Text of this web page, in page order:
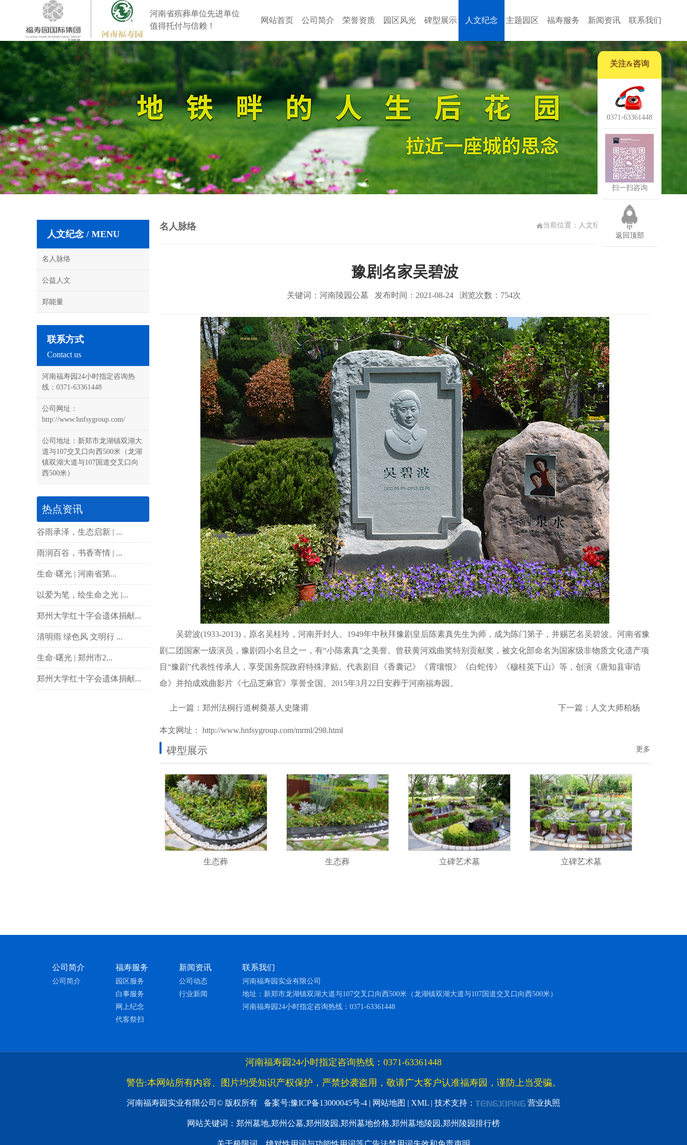
河南省殡葬单位先进单位
值得托付与信赖！
网站首页 公司简介 荣誉资质 园区风光 碑型展示 人文纪念 主题园区 福寿服务 新闻资讯 联系我们
人文纪念 / MENU
名人脉络
公益人文
郑能量
联系方式
Contact us
河南福寿园24小时指定咨询热
线：0371-63361448
公司网址：
http://www.hnfsygroup.com/
公司地址：新郑市龙湖镇双湖大
道与107交叉口向西500米（龙湖
镇双湖大道与107国道交叉口向
西500米）
热点资讯
谷雨承泽，生态启新 | ...
雨润百谷，书香寄情 | ...
生命·曙光 | 河南省第...
以爱为笔，绘生命之光 |...
郑州大学红十字会遗体捐献...
清明雨 绿色风 文明行 ...
生命·曙光 | 郑州市2...
郑州大学红十字会遗体捐献...
名人脉络 当前位置：人文纪念 > 名人脉络 >
豫剧名家吴碧波
关键词：河南陵园公墓 发布时间：2021-08-24 浏览次数： 754次
吴碧波(1933-2013)，原名吴桂玲，河南开封人。1949年中秋拜豫剧皇后陈素真先生为师，成为陈门第子，并赐艺名吴碧波。河南省豫
剧二团国家一级演员，豫剧四小名旦之一，有“小陈素真”之美誉。曾获黄河戏曲奖特别贡献奖，被文化部命名为国家级非物质文化遗产项
目“豫剧”代表性传承人，享受国务院政府特殊津贴。代表剧目《香囊记》《霄壤恨》《白蛇传》《穆桂英下山》等，创演《唐知县审诰
命》并拍成戏曲影片《七品芝麻官》享誉全国。2015年3月22日安葬于河南福寿园。
上一篇： 郑州法桐行道树奠基人史隆甫 下一篇： 人文大师柏杨
本文网址： http://www.hnfsygroup.com/mrml/298.html
更多
碑型展示
生态葬 生态葬 立碑艺术墓 立碑艺术墓
公司简介
公司简介
福寿服务
园区服务
白事服务
网上纪念
代客祭扫
新闻资讯
公司动态
行业新闻
联系我们
河南福寿园实业有限公司
地址：新郑市龙湖镇双湖大道与107交叉口向西500米（龙湖镇双湖大道与107国道交叉口向西500米）
河南福寿园24小时指定咨询热线：0371-63361448
河南福寿园24小时指定咨询热线：0371-63361448
警告:本网站所有内容、图片均受知识产权保护，严禁抄袭盗用，敬请广大客户认准福寿园，谨防上当受骗。
河南福寿园实业有限公司© 版权所有 备案号:豫ICP备13000045号-4 | 网站地图 | XML | 技术支持： 营业执照
网站关键词：郑州墓地,郑州公墓,郑州陵园,郑州墓地价格,郑州墓地陵园,郑州陵园排行榜
关注&咨询
0371-63361448
扫一扫咨询
返回顶部